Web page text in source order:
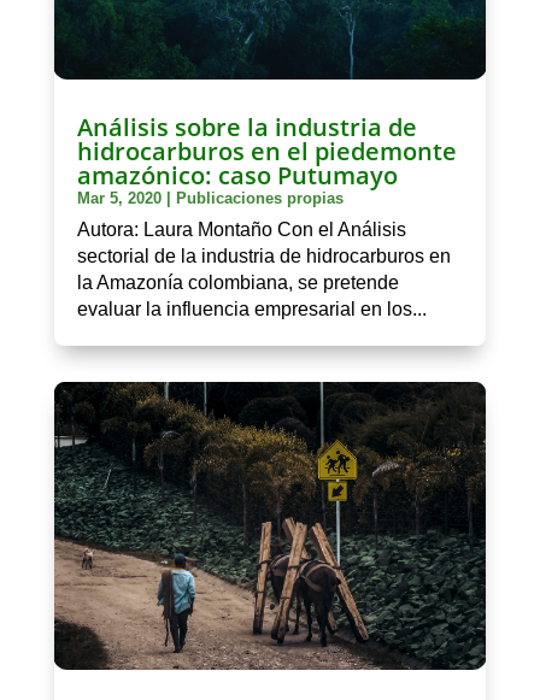
Análisis sobre la industria de
hidrocarburos en el piedemonte
amazónico: caso Putumayo
Mar 5, 2020| Publicaciones propias
Autora: Laura Montaño Con el Análisis
sectorial de la industria de hidrocarburos en
la Amazonía colombiana, se pretende
evaluar la influencia empresarial en los...